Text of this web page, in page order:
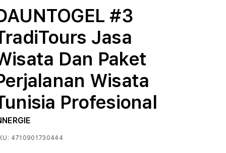
a
#3
Jasa
Dan Paket
Wisata
Profesional
4710901730444